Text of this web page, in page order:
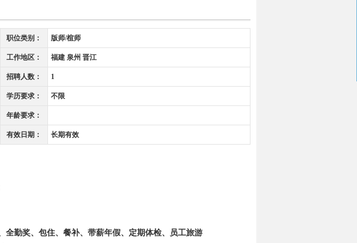
职位类别： 版师/楦师
工作地区： 福建 泉州 晋江
招聘人数： 1
学历要求： 不限
年龄要求：
有效日期： 长期有效
全勤奖、包住、餐补、带薪年假、定期体检、员工旅游